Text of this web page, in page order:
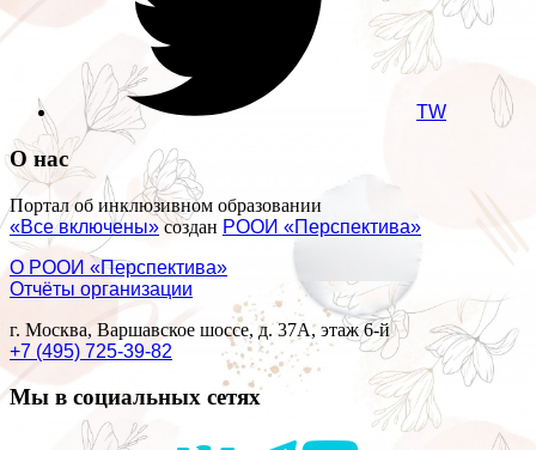
TW
О нас
Портал об инклюзивном образовании
«Все включены»создан РООИ «Перспектива»
О РООИ «Перспектива»
Отчёты организации
г. Москва, Варшавское шоссе, д. 37А, этаж 6-й
+7 (495) 725-39-82
Мы в социальных сетях